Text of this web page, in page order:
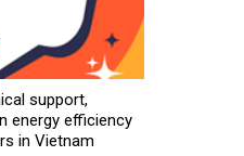
support,
energy efficiency
in Vietnam